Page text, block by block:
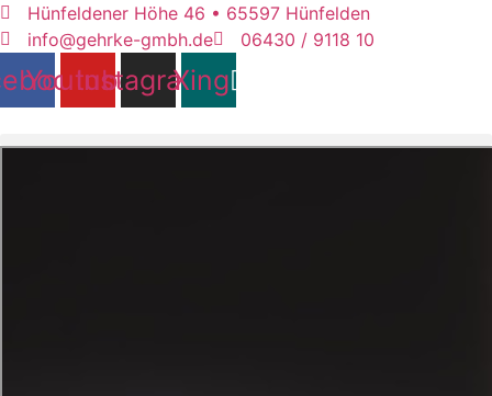
Zum
Inhalt
springen
Hünfeldener Höhe 46 • 65597 Hünfelden
info@gehrke-gmbh.de
06430 / 9118 10
Youtube
Instagram
Xing